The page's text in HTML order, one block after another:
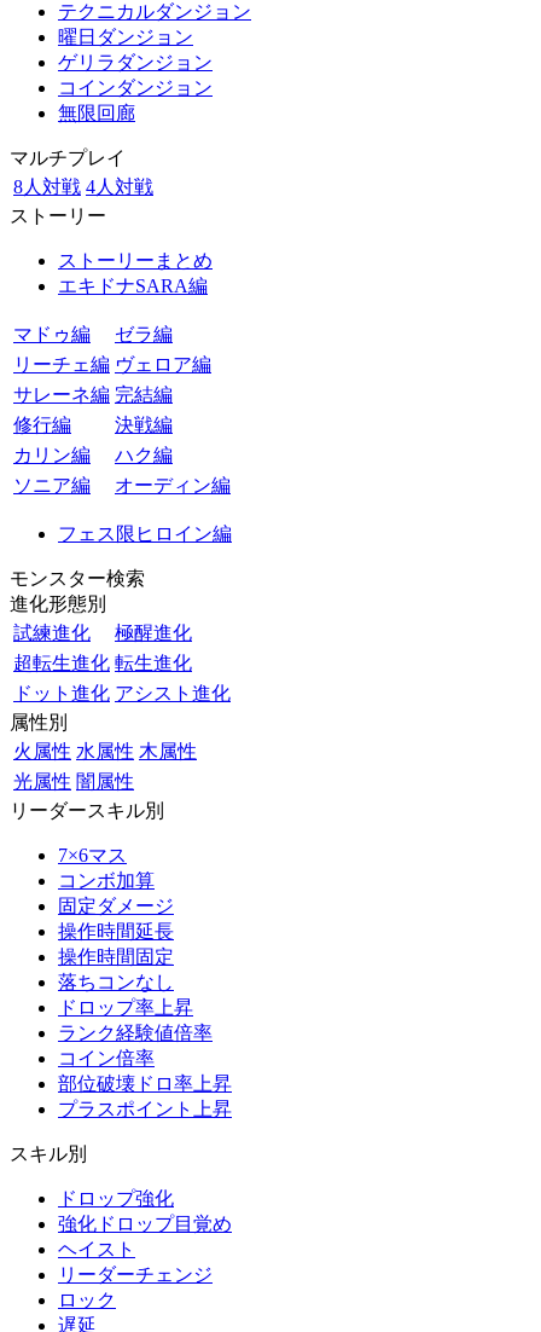
テクニカルダンジョン
曜日ダンジョン
ゲリラダンジョン
コインダンジョン
無限回廊
マルチプレイ
8人対戦 4人対戦
ストーリー
ストーリーまとめ
エキドナSARA編
マドゥ編
ゼラ編
リーチェ編 ヴェロア編
サレーネ編 完結編
修行編
決戦編
カリン編
ハク編
ソニア編
オーディン編
フェス限ヒロイン編
モンスター検索
進化形態別
試練進化
極醒進化
超転生進化 転生進化
ドット進化 アシスト進化
属性別
火属性 水属性 木属性
光属性 闇属性
リーダースキル別
7×6マス
コンボ加算
固定ダメージ
操作時間延長
操作時間固定
落ちコンなし
ドロップ率上昇
ランク経験値倍率
コイン倍率
部位破壊ドロ率上昇
プラスポイント上昇
スキル別
ドロップ強化
強化ドロップ目覚め
ヘイスト
リーダーチェンジ
ロック
遅延